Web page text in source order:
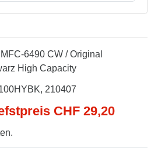
6490 CW / Original
High Capacity
210407
CHF 29,20